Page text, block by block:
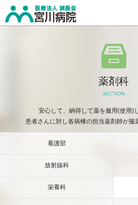
薬剤科
SECTION
安心して、納得して薬を服用(使用)
患者さんに対し各病棟の担当薬剤師が服
看護部
放射線科
栄養科